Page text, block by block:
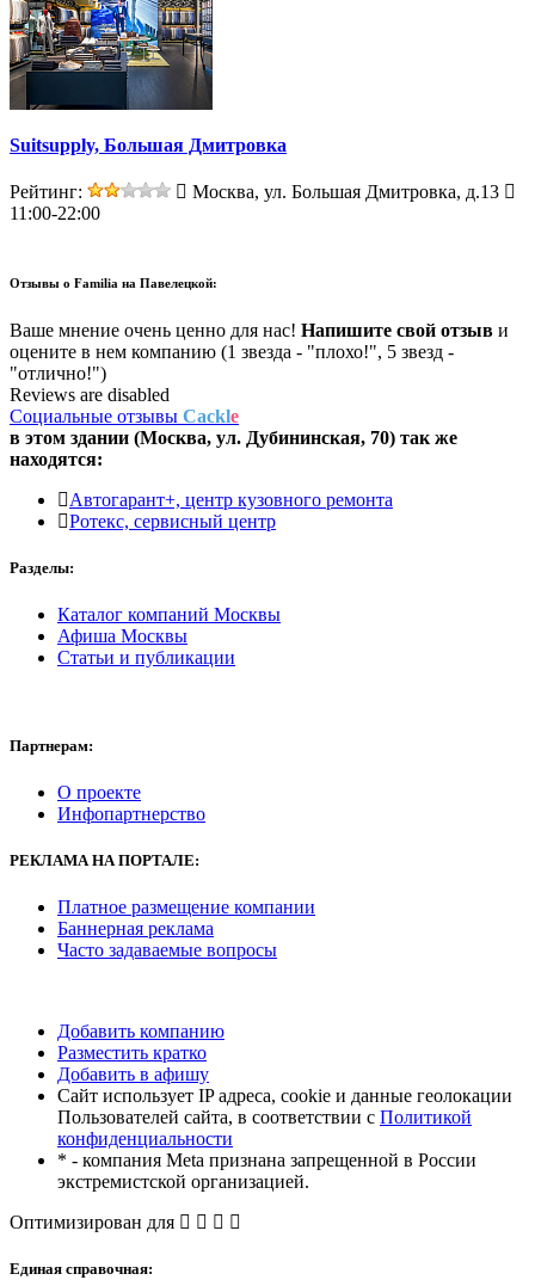
Suitsupply, Большая Дмитровка
Рейтинг:
Москва, ул. Большая Дмитровка, д.13
11:00-22:00
Отзывы о Familia на Павелецкой:
Ваше мнение очень ценно для нас! Напишите свой отзыв и
оцените в нем компанию (1 звезда - "плохо!", 5 звезд -
"отлично!")
Reviews are disabled
Социальные отзывы Cackle
в этом здании (Москва, ул. Дубининская, 70) так же
находятся:
Автогарант+, центр кузовного ремонта
Ротекс, сервисный центр
Разделы:
Каталог компаний Москвы
Афиша Москвы
Статьи и публикации
Партнерам:
О проекте
Инфопартнерство
РЕКЛАМА НА ПОРТАЛЕ:
Платное размещение компании
Баннерная реклама
Часто задаваемые вопросы
Добавить компанию
Разместить кратко
Добавить в афишу
Сайт использует IP адреса, cookie и данные геолокации
Пользователей сайта, в соответствии с Политикой
конфиденциальности
* - компания Meta признана запрещенной в России
экстремистской организацией.
Оптимизирован для
Единая справочная: